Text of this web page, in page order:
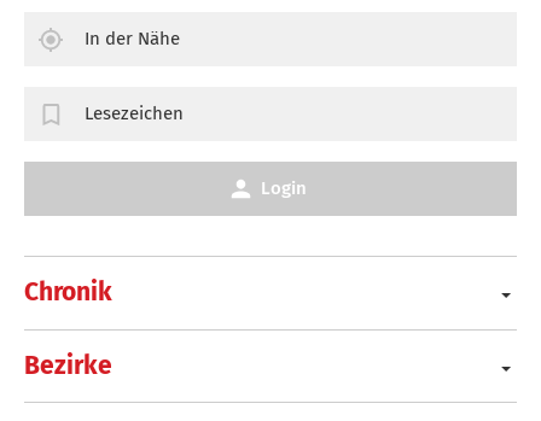
Chronik
Bezirke
In der Nähe
Lesezeichen
Login